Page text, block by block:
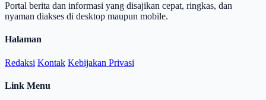
Portal berita dan informasi yang disajikan cepat, ringkas, dan
nyaman diakses di desktop maupun mobile.
Halaman
Redaksi Kontak Kebijakan Privasi
Link Menu